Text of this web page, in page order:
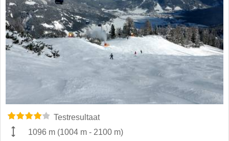
Testresultaat
1096 m (1004 m - 2100 m)